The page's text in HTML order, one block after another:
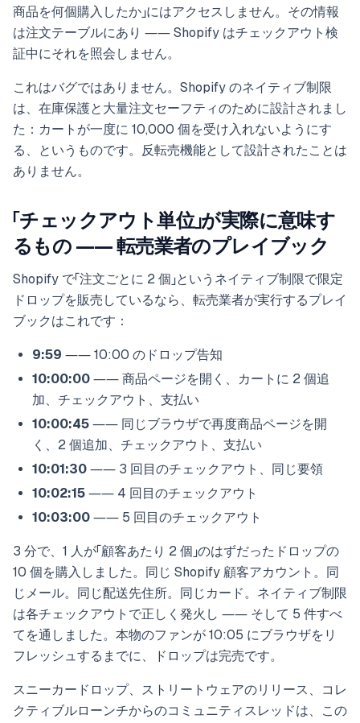
商品を何個購入したか」にはアクセスしません。その情報
は注文テーブルにあり ―― Shopify はチェックアウト検
証中にそれを照会しません。
これはバグではありません。Shopify のネイティブ制限
は、在庫保護と大量注文セーフティのために設計されまし
た：カートが一度に 10,000 個を受け入れないようにす
る、というものです。反転売機能として設計されたことは
ありません。
「チェックアウト単位」が実際に意味す
るもの ―― 転売業者のプレイブック
Shopify で「注文ごとに 2 個」というネイティブ制限で限定
ドロップを販売しているなら、転売業者が実行するプレイ
ブックはこれです：
9:59 ―― 10:00 のドロップ告知
10:00:00 ―― 商品ページを開く、カートに 2 個追
加、チェックアウト、支払い
10:00:45 ―― 同じブラウザで再度商品ページを開
く、2 個追加、チェックアウト、支払い
10:01:30 ―― 3 回目のチェックアウト、同じ要領
10:02:15 ―― 4 回目のチェックアウト
10:03:00 ―― 5 回目のチェックアウト
3 分で、1 人が「顧客あたり 2 個」のはずだったドロップの
10 個を購入しました。同じ Shopify 顧客アカウント。同
じメール。同じ配送先住所。同じカード。ネイティブ制限
は各チェックアウトで正しく発火し ―― そして 5 件すべ
てを通しました。本物のファンが 10:05 にブラウザをリ
フレッシュするまでに、ドロップは完売です。
スニーカードロップ、ストリートウェアのリリース、コレ
クティブルローンチからのコミュニティスレッドは、この